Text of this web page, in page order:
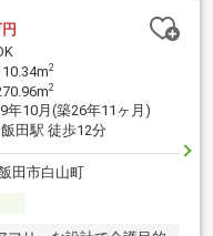
2
2
年10月(築26年11ヶ月)
田駅 徒歩12分
田市白山町